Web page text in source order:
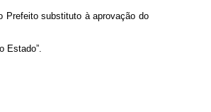
Prefeito substituto à aprovação do
Estado”.